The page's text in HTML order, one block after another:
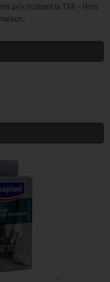
prix incluent la TVA - Hors